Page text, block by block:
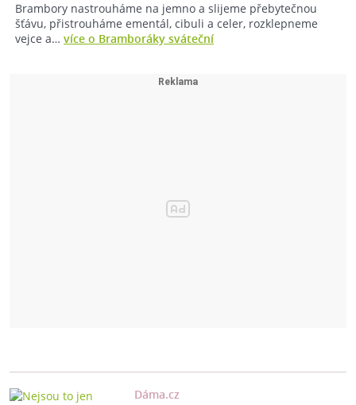
Brambory nastrouháme na jemno a slijeme přebytečnou
šťávu, přistrouháme ementál, cibuli a celer, rozklepneme
vejce a… více o Bramboráky sváteční
Dáma.cz